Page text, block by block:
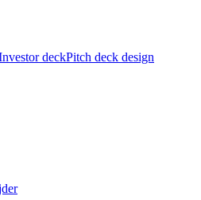
deckPitch deck design